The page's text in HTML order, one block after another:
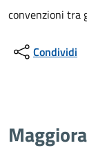
convenzioni tra
Condividi